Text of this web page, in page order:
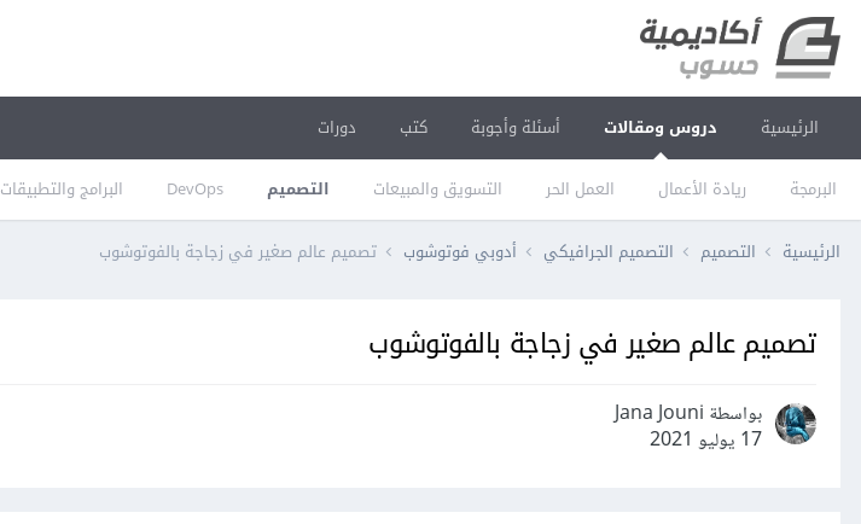
الرئيسية دروس ومقالات
البرمجة ريادة الأعمال العمل الحر التسويق والمبيعات التصميم DevOps البرامج والتطبيقات
أسئلة وأجوبة كتب دورات
الرئيسية التصميم التصميم الجرافيكي أدوبي فوتوشوب تصميم عالم صغير في زجاجة بالفوتوشوب
تصميم عالم صغير في زجاجة بالفوتوشوب
بواسطة Jana Jouni
17 يوليو 2021